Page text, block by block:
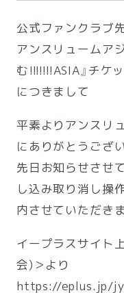
公式ファンクラブ
アンスリュームア
む!!!!!!!ASIA』チケ
につきまして
平素よりアンスリ
にありがとうござい
先日お知らせさせ
し込み取り消し操
内させていただきま
イープラスサイト
会)＞より
https://eplus.jp/